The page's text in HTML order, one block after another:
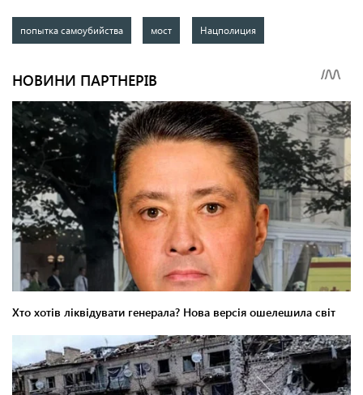
попытка самоубийства мост Нацполиция